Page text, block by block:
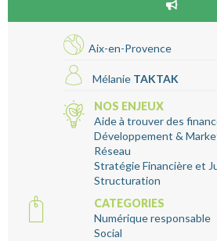
Aix-en-Provence
Mélanie TAKTAK
NOS ENJEUX
Aide à trouver des
Développement &
Réseau
Stratégie Financière et
Structuration
CATEGORIES
Numérique responsable
Social